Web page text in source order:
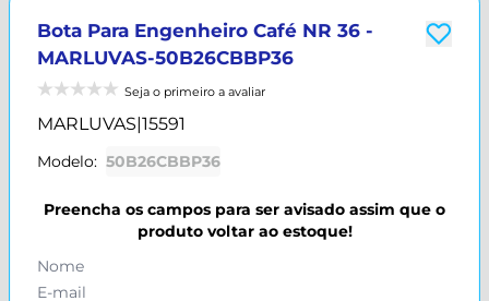
Bota Para Engenheiro Café NR 36 -
MARLUVAS-50B26CBBP36
Seja o primeiro a avaliar
MARLUVAS|15591
Modelo: 50B26CBBP36
Preencha os campos para ser avisado assim que o
produto voltar ao estoque!